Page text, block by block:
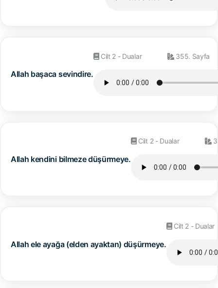
Allah başaca sevindire.
Cilt 2 - Dualar 355. Sayfa
Allah kendini bilmeze düşürmeye.
Cilt 2 - Dualar
Allah ele ayağa (elden ayaktan) düşürmeye.
Cilt 2 - Dualar